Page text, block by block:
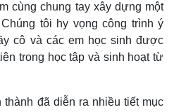
cùng chung tay xây dựng một
tôi hy vọng công trình ý
cô và các em học sinh được
trong học tập và sinh hoạt từ
thành đã diễn ra nhiều tiết mục